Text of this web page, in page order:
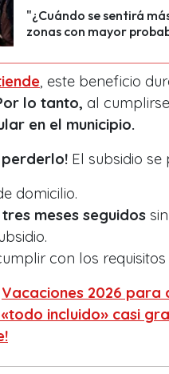
"¿Cuándo se sentirá
zonas con mayor
, este beneficio
lo tanto, al
en el municipio.
perderlo! El subsidio se
domicilio.
tres meses seguidos
con los
Vacaciones 2026 para
incluido» casi